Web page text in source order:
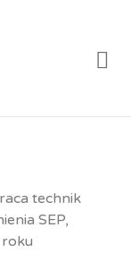
technik
SEP,